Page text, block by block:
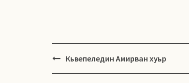
Навигация
Кьвепеледин Амирван хуьр